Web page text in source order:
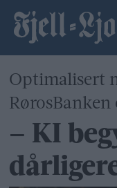
Optimalisert
RørosBanken
– KI